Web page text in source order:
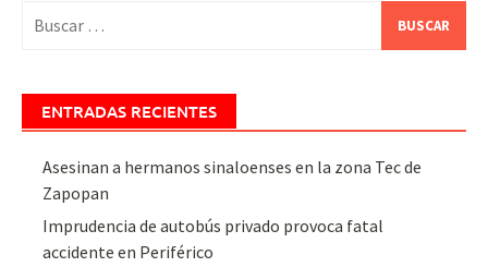
ENTRADAS RECIENTES
Asesinan a hermanos sinaloenses en la zona Tec de
Zapopan
Imprudencia de autobús privado provoca fatal
accidente en Periférico